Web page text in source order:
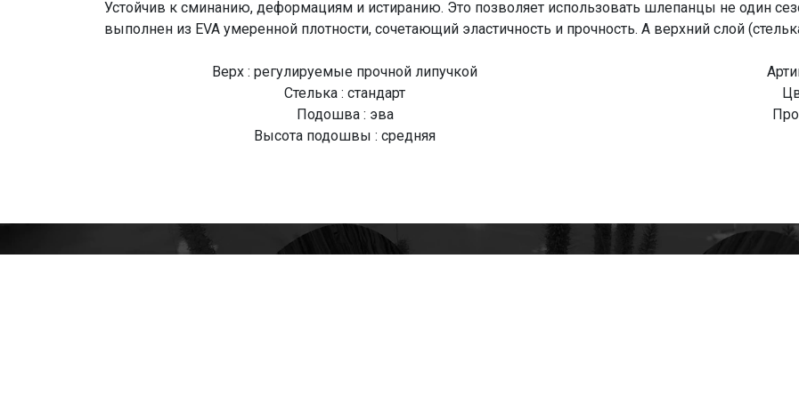
Устойчив к сминанию, деформациям и истиранию. Это позволяет использовать шлепанцы не один
выполнен из EVA умеренной плотности, сочетающий эластичность и прочность. А верхний слой
Верх : регулируемые прочной липучкой
Стелька : стандарт
Подошва : эва
Высота подошвы : средняя